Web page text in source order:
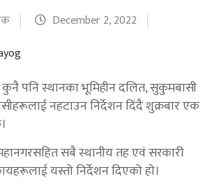
December 2, 2022
कुनै पनि स्थानका भूमिहीन दलित, सुकुमबासी
नहटाउन निर्देशन दिंदै शुक्रबार एक
सबै स्थानीय तह एवं सरकारी
यस्तो निर्देशन दिएको हो।